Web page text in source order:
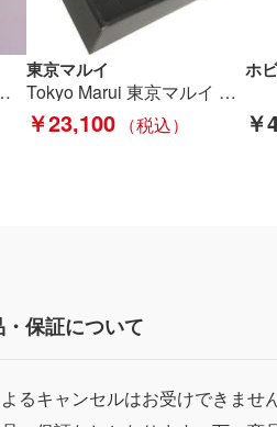
ADVANCE Cランク
東京マルイ
Tokyo Marui 東京マルイ 電動ガン M4A1 Bランク
￥23,100 ￥
保証について
るキャンセルはお受けできません